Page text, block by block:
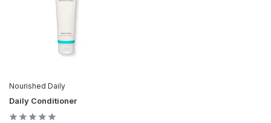
Nourished Daily
Daily Conditioner